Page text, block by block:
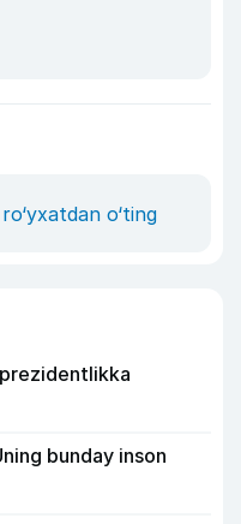
ro‘yxatdan o‘ting
bunday inson